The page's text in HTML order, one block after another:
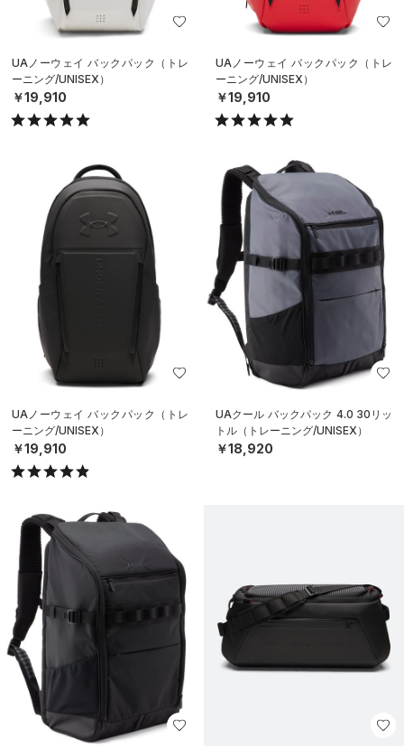
UAノーウェイ バックパック（トレ
ーニング/UNISEX）
￥19,910
UAノーウェイ バックパック（トレ
ーニング/UNISEX）
￥19,910
UAノーウェイ バックパック（トレ
ーニング/UNISEX）
￥19,910
UAクール バックパック 4.0 30リッ
トル（トレーニング/UNISEX）
￥18,920